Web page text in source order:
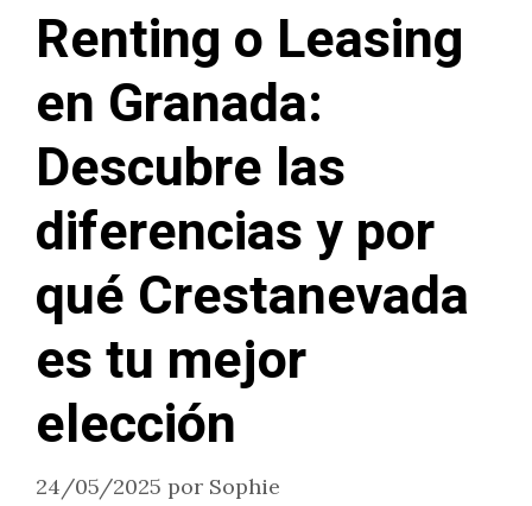
Renting o Leasing
en Granada:
Descubre las
diferencias y por
qué Crestanevada
es tu mejor
elección
24/05/2025 por Sophie